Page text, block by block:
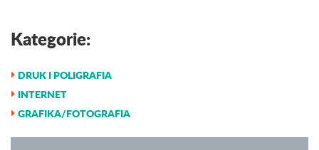
Kategorie:
DRUK I POLIGRAFIA
INTERNET
GRAFIKA/FOTOGRAFIA